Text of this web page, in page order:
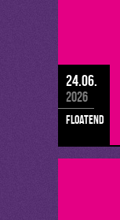
24.06.
2026
floatend